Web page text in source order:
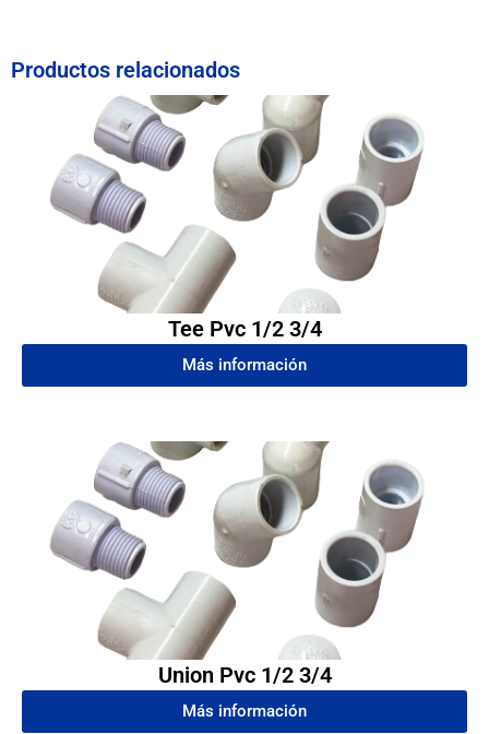
Productos relacionados
Tee Pvc 1/2 3/4
Más información
Union Pvc 1/2 3/4
Más información